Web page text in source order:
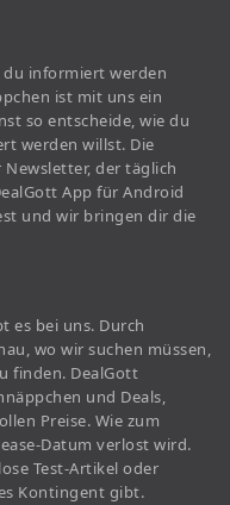
du informiert werden
ist mit uns ein
so entscheide, wie du
werden willst. Die
der täglich
App für Android
und wir bringen dir die
es bei uns. Durch
wo wir suchen müssen,
finden. DealGott
und Deals,
Preise. Wie zum
Datum verlost wird.
Test-Artikel oder
Kontingent gibt.